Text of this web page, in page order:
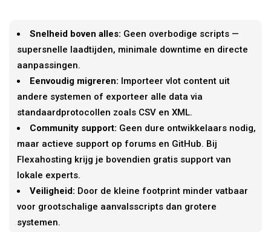
Snelheid boven alles: Geen overbodige scripts —
supersnelle laadtijden, minimale downtime en directe
aanpassingen.
Eenvoudig migreren: Importeer vlot content uit
andere systemen of exporteer alle data via
standaardprotocollen zoals CSV en XML.
Community support: Geen dure ontwikkelaars nodig,
maar actieve support op forums en GitHub. Bij
Flexahosting krijg je bovendien gratis support van
lokale experts.
Veiligheid: Door de kleine footprint minder vatbaar
voor grootschalige aanvalsscripts dan grotere
systemen.